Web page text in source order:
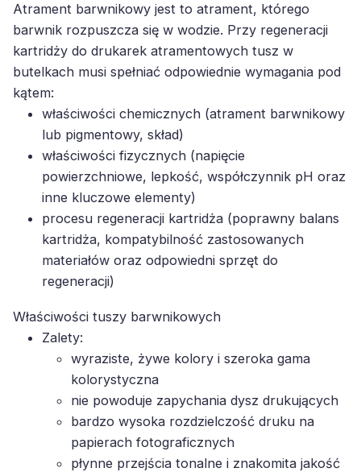
Atrament barwnikowy jest to atrament, którego
barwnik rozpuszcza się w wodzie. Przy regeneracji
kartridży do drukarek atramentowych tusz w
butelkach musi spełniać odpowiednie wymagania pod
kątem:
właściwości chemicznych (atrament barwnikowy
lub pigmentowy, skład)
właściwości fizycznych (napięcie
powierzchniowe, lepkość, współczynnik pH oraz
inne kluczowe elementy)
procesu regeneracji kartridża (poprawny balans
kartridża, kompatybilność zastosowanych
materiałów oraz odpowiedni sprzęt do
regeneracji)
Właściwości tuszy barwnikowych
Zalety:
wyraziste, żywe kolory i szeroka gama
kolorystyczna
nie powoduje zapychania dysz drukujących
bardzo wysoka rozdzielczość druku na
papierach fotograficznych
płynne przejścia tonalne i znakomita jakość